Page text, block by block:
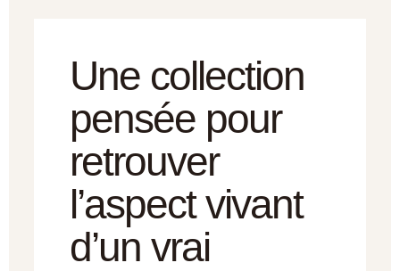
Une collection
pensée pour
retrouver
l’aspect vivant
d’un vrai